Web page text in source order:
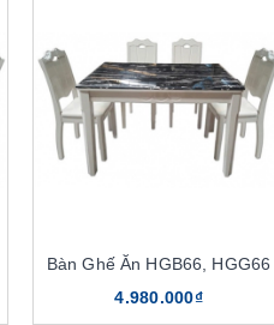
Bàn Ghế Ăn HGB66, HGG66
4.980.000₫